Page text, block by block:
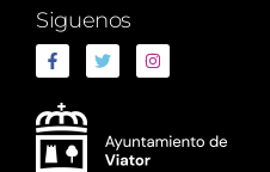
Siguenos